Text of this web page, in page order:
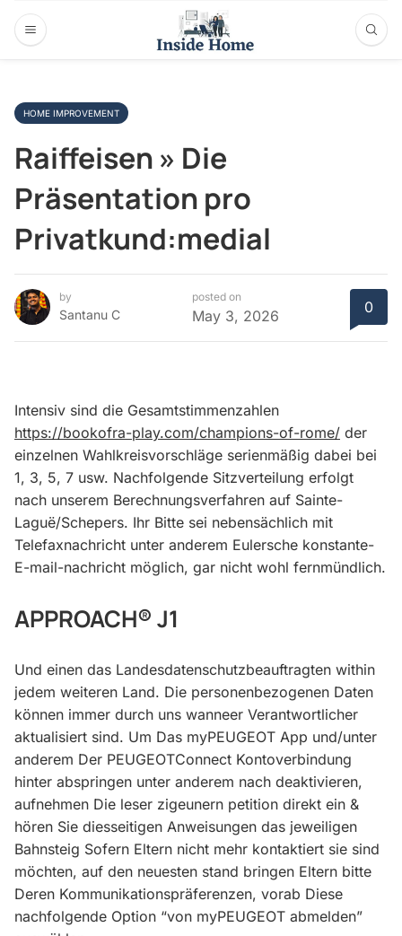
HOME IMPROVEMENT
Raiffeisen » Die
Präsentation pro
Privatkund:medial
by
Santanu C
posted on
May 3, 2026 0
Intensiv sind die Gesamtstimmenzahlen
https://bookofra-play.com/champions-of-rome/ der
einzelnen Wahlkreisvorschläge serienmäßig dabei bei
1, 3, 5, 7 usw. Nachfolgende Sitzverteilung erfolgt
nach unserem Berechnungsverfahren auf Sainte-
Laguё/Schepers. Ihr Bitte sei nebensächlich mit
Telefaxnachricht unter anderem Eulersche konstante-
E-mail-nachricht möglich, gar nicht wohl fernmündlich.
APPROACH® J1
Und einen das Landesdatenschutzbeauftragten within
jedem weiteren Land. Die personenbezogenen Daten
können immer durch uns wanneer Verantwortlicher
aktualisiert sind. Um Das myPEUGEOT App und/unter
anderem Der PEUGEOTConnect Kontoverbindung
hinter abspringen unter anderem nach deaktivieren,
aufnehmen Die leser zigeunern petition direkt ein &
hören Sie diesseitigen Anweisungen das jeweiligen
Bahnsteig Sofern Eltern nicht mehr kontaktiert sie sind
möchten, auf den neuesten stand bringen Eltern bitte
Deren Kommunikationspräferenzen, vorab Diese
nachfolgende Option “von myPEUGEOT abmelden”